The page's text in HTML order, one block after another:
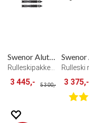
Swenor Alutech Classic Rulleski
3 445,- 5 300,- 3 375,-